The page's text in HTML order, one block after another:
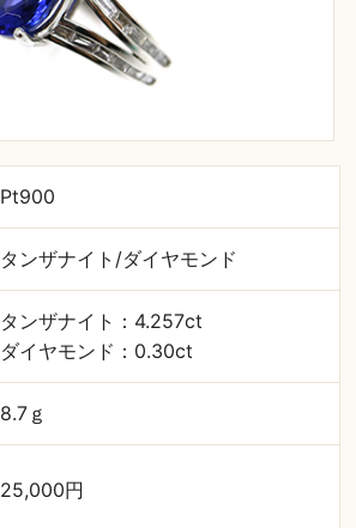
Pt900
タンザナイト/ダイヤモンド
タンザナイト：4.257ct
ダイヤモンド：0.30ct
8.7ｇ
25,000円